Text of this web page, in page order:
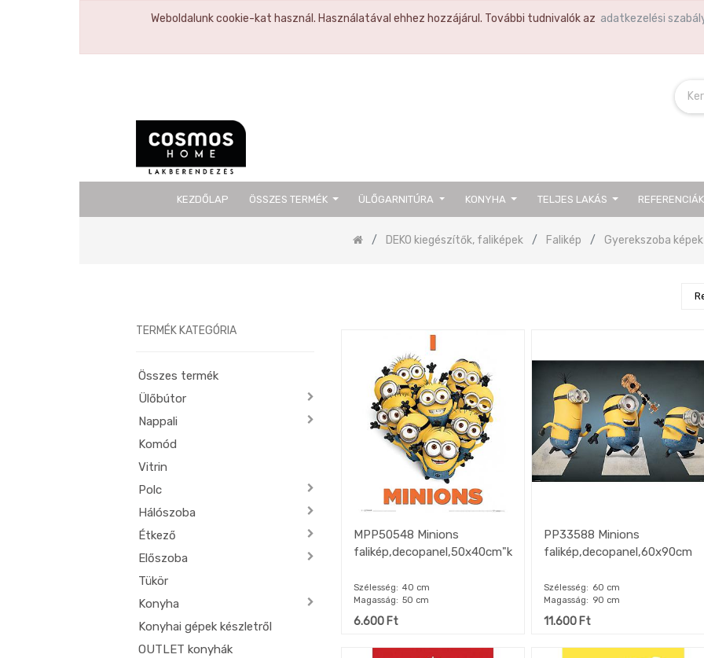
Weboldalunk cookie-kat használ. Használatával ehhez hozzájárul. További tudnivalók az adatkezelési
KEZDŐLAP ÖSSZES TERMÉK ÜLŐGARNITÚRA KONYHA TELJES LAKÁS REFERENCIÁK
DEKO kiegészítők, faliképek
Falikép Gyerekszoba képek
TERMÉK KATEGÓRIA
Összes termék
Ülőbútor
Nappali
Komód
Vitrin
Polc
Hálószoba
Étkező
Előszoba
Tükör
Konyha
Konyhai gépek készletről
OUTLET konyhák
MPP50548 Minions
falikép,decopanel,50x40cm"k"
Szélesség
40 cm
Magasság
50 cm
6.600Ft
PP33588 Minions
falikép,decopanel,60x90cm
Szélesség
60 cm
Magasság
90 cm
11.600Ft